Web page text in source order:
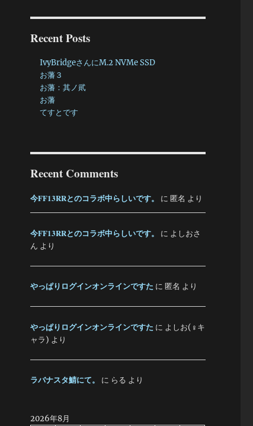
Recent Posts
IvyBridgeさんにM.2 NVMe SSD
お藩３
お藩：其ノ貮
お藩
てすとです
Recent Comments
今FF13RRとのコラボ中らしいです。 に 匿名 より
今FF13RRとのコラボ中らしいです。 に よしおさ
ん より
やっぱりログインオンラインですた に 匿名 より
やっぱりログインオンラインですた に よしお(♀キ
ャラ) より
ラバナスタ鯖にて。 に らる より
2026年8月